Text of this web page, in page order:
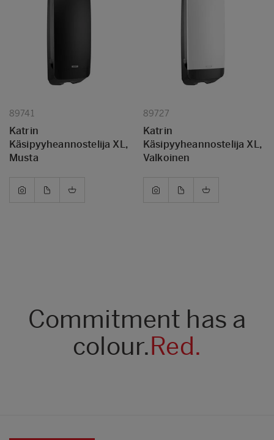
89741
Katrin
Käsipyyheannostelija XL,
Musta
89727
Katrin
Käsipyyheannostelija XL,
Valkoinen
Commitment has a
colour.Red.